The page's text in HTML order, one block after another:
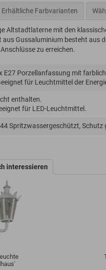
Erhältliche Farbvarianten
Altstadtlaterne mit den
aus Gussaluminium besteht aus
zu erreichen.
E27 Porzellanfassung mit
für Leuchtmittel der
enthalten.
für LED-Leuchtmittel.
Spritzwassergeschützt, Schutz
interessieren